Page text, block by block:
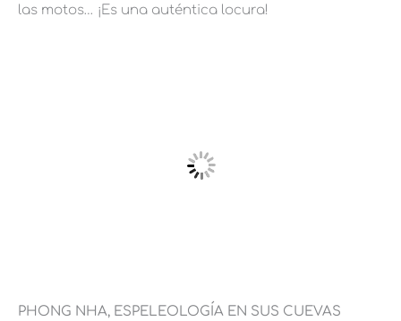
las motos… ¡Es una auténtica locura!
PHONG NHA, ESPELEOLOGÍA EN SUS CUEVAS